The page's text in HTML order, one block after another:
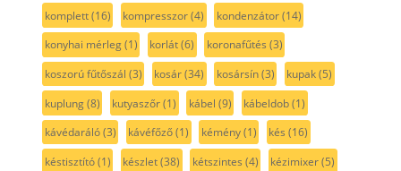
komplett(16) kompresszor(4) kondenzátor(14)
konyhai mérleg(1) korlát(6) koronafűtés (3)
koszorú fűtőszál (3) kosár(34) kosársín(3) kupak(5)
kuplung(8) kutyaszőr(1) kábel (9) kábeldob(1)
kávédaráló(3) kávéfőző(1) kémény(1) kés (16)
késtisztító(1) készlet(38) kétszintes (4) kézimixer(5)